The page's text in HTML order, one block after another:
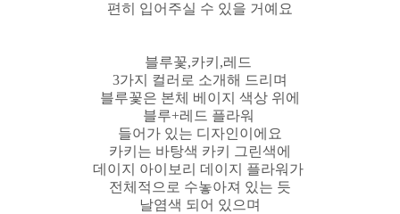
편히 입어주실 수 있을 거예요
블루꽃,카키,레드
3가지 컬러로 소개해 드리며
블루꽃은 본체 베이지 색상 위에
블루+레드 플라워
들어가 있는 디자인이에요
카키는 바탕색 카키 그린색에
데이지 아이보리 데이지 플라워가
전체적으로 수놓아져 있는 듯
날염색 되어 있으며